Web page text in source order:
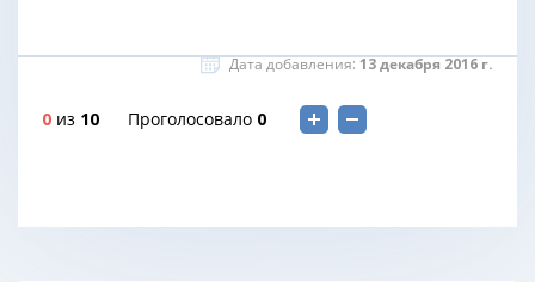
Дата добавления:13 декабря 2016 г.
0 из 10 Проголосовало 0